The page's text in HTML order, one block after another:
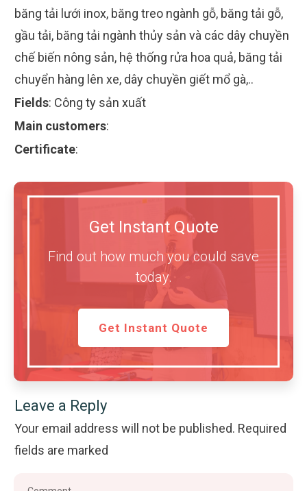
băng tải lưới inox, băng treo ngành gỗ, băng tải gỗ,
gầu tải, băng tải ngành thủy sản và các dây chuyền
chế biến nông sản, hệ thống rửa hoa quả, băng tải
chuyển hàng lên xe, dây chuyền giết mổ gà,..
Fields: Công ty sản xuất
Main customers:
Certificate:
Get Instant Quote
Find out how much you could save
today.
Get Instant Quote
Leave a Reply
Your email address will not be published. Required
fields are marked